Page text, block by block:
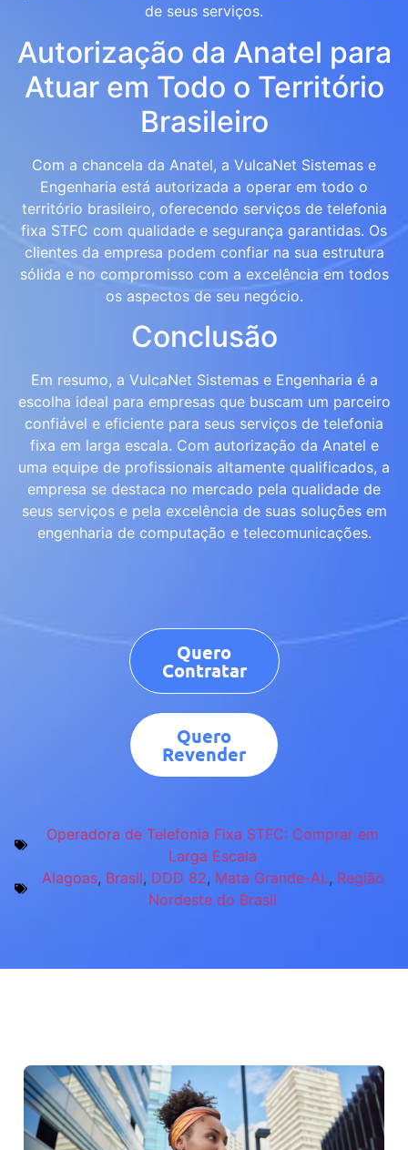
de seus serviços.
Autorização da Anatel para
Atuar em Todo o Território
Brasileiro
Com a chancela da Anatel, a VulcaNet Sistemas e
Engenharia está autorizada a operar em todo o
território brasileiro, oferecendo serviços de telefonia
fixa STFC com qualidade e segurança garantidas. Os
clientes da empresa podem confiar na sua estrutura
sólida e no compromisso com a excelência em todos
os aspectos de seu negócio.
Conclusão
Em resumo, a VulcaNet Sistemas e Engenharia é a
escolha ideal para empresas que buscam um parceiro
confiável e eficiente para seus serviços de telefonia
fixa em larga escala. Com autorização da Anatel e
uma equipe de profissionais altamente qualificados, a
empresa se destaca no mercado pela qualidade de
seus serviços e pela excelência de suas soluções em
engenharia de computação e telecomunicações.
Quero
Contratar
Quero
Revender
Operadora de Telefonia Fixa STFC: Comprar em
Larga Escala
Alagoas, Brasil, DDD 82, Mata Grande-AL, Região
Nordeste do Brasil